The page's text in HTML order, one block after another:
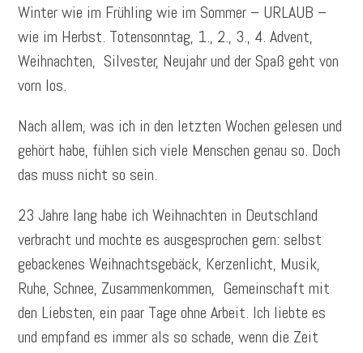
Winter wie im Frühling wie im Sommer – URLAUB –
wie im Herbst. Totensonntag, 1., 2., 3., 4. Advent,
Weihnachten, Silvester, Neujahr und der Spaß geht von
vorn los.
Nach allem, was ich in den letzten Wochen gelesen und
gehört habe, fühlen sich viele Menschen genau so. Doch
das muss nicht so sein.
23 Jahre lang habe ich Weihnachten in Deutschland
verbracht und mochte es ausgesprochen gern: selbst
gebackenes Weihnachtsgebäck, Kerzenlicht, Musik,
Ruhe, Schnee, Zusammenkommen, Gemeinschaft mit
den Liebsten, ein paar Tage ohne Arbeit. Ich liebte es
und empfand es immer als so schade, wenn die Zeit